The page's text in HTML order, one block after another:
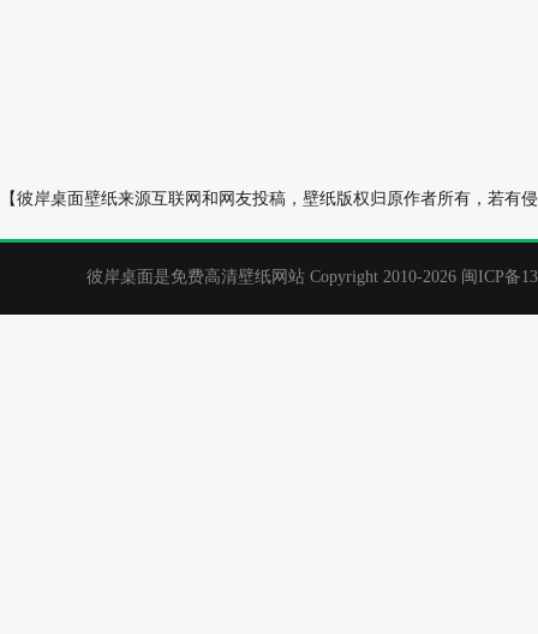
【彼岸桌面壁纸来源互联网和网友投稿，壁纸版权归原作者所有，若
彼岸桌面是免费高清壁纸网站 Copyright 2010-2026 闽ICP备